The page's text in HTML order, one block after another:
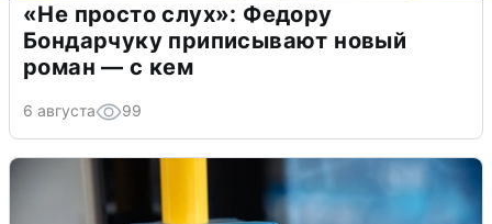
«Не просто слух»: Федору
Бондарчуку приписывают новый
роман — с кем
6 августа 99